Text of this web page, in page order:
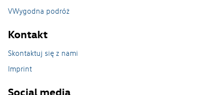
Zwiedzanie Zakładu
VWygodna podróż
Kontakt
Skontaktuj się z nami
Imprint
Social media